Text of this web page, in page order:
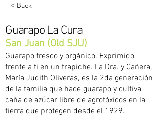
< Back
Guarapo La Cura
San Juan (Old SJU)
Guarapo fresco y orgánico. Exprimido
frente a ti en un trapiche. La Dra. y Cañera,
María Judith Oliveras, es la 2da generación
de la familia que hace guarapo y cultiva
caña de azúcar libre de agrotóxicos en la
tierra que protegen desde el 1929.